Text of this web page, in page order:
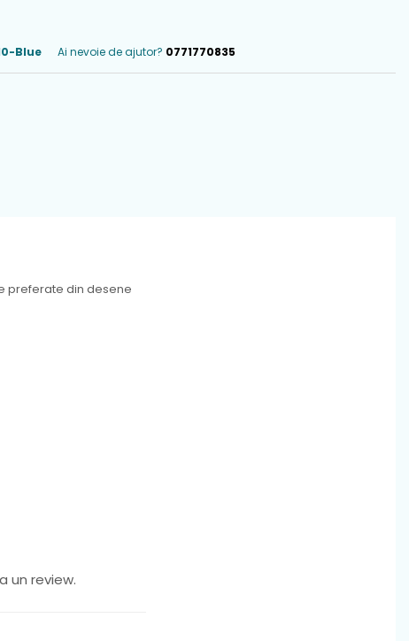
Blue Ai nevoie de ajutor? 0771770835
preferate din desene
un review.